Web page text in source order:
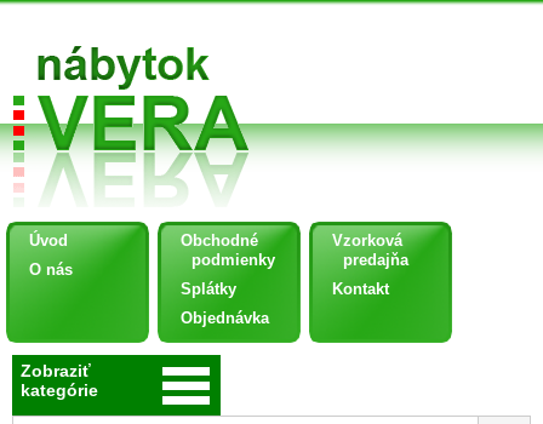
Úvod
O nás
Obchodné
podmienky
Splátky
Objednávka
Vzorková
predajňa
Kontakt
Zobraziť
kategórie